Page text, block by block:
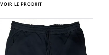
VOIR LE PRODUIT